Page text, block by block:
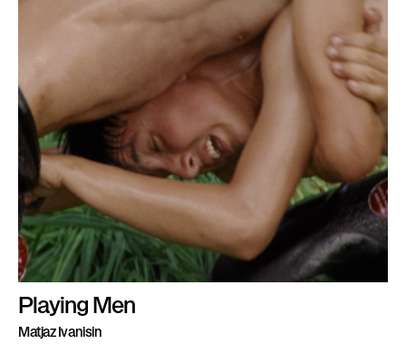
Playing Men
Matjaz Ivanisin